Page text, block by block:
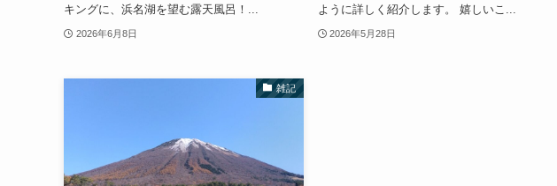
キングに、浜名湖を望む露天風呂！...
2026年6月8日
ように詳しく紹介します。 嬉しいこ...
2026年5月28日
雑記